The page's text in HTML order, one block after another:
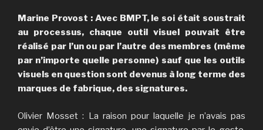
Marine Provost : Avec BMPT, le soi était soustrait
au processus, chaque outil visuel pouvait être
réalisé par l’un ou par l’autre des membres (même
par n’importe quelle personne) sauf que les outils
visuels en question sont devenus à long terme des
marques de fabrique, des signatures.
Olivier Mosset : La raison pour laquelle je n’avais pas